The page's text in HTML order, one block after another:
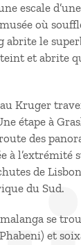
escale
où
abrite le
et abrite
Kruger
étape à
des
à
de
du Sud.
se
et